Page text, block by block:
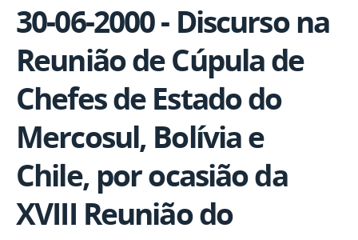
30-06-2000 - Discurso na
Reunião de Cúpula de
Chefes de Estado do
Mercosul, Bolívia e
Chile, por ocasião da
XVIII Reunião do